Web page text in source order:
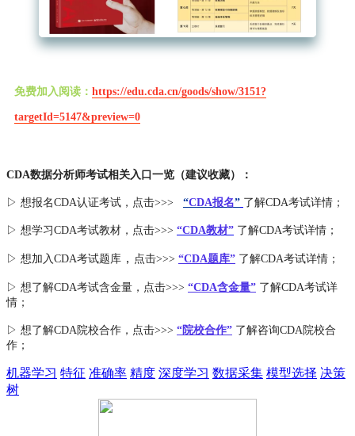
免费加入阅读： https://edu.cda.cn/goods/show/3151?
targetId=5147&preview=0
CDA数据分析师考试相关入口一览（建议收藏）：
▷ 想报名CDA认证考试，点击>>> “CDA报名” 了解CDA考试详情；
▷ 想学习CDA考试教材，点击>>> “CDA教材” 了解CDA考试详情；
▷ 想加入CDA考试题库 ， 点击>>> “CDA题库” 了解CDA考试详情；
▷ 想了解CDA考试含金量 ，点击>>> “CDA含金量” 了解CDA考试详
情；
▷ 想了解CDA院校合作 ，点击>>> “院校合作” 了解咨询CDA院校合
作；
机器学习 特征 准确率 精度 深度学习 数据采集 模型选择 决策
树